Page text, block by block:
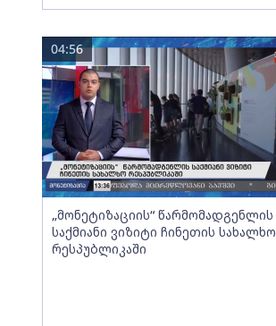
„მონეტიზაციის“ წარმომადგენლის
საქმიანი ვიზიტი ჩინეთის სახალხო
რესპუბლიკაში
04:56